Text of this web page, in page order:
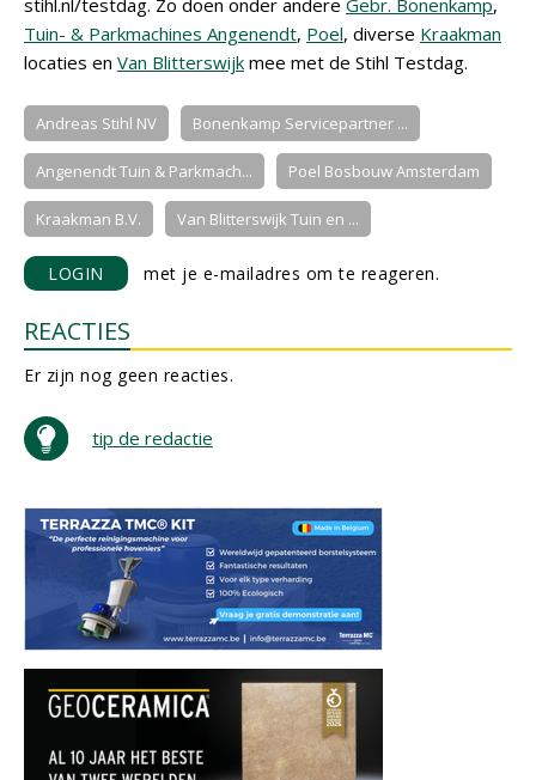
stihl.nl/testdag. Zo doen onder andere Gebr. Bonenkamp,
Tuin- & Parkmachines Angenendt, Poel, diverse Kraakman
locaties en Van Blitterswijk mee met de Stihl Testdag.
Andreas Stihl NV Bonenkamp Servicepartner ...
Angenendt Tuin & Parkmach... Poel Bosbouw Amsterdam
Kraakman B.V. Van Blitterswijk Tuin en ...
LOGIN met je e-mailadres om te reageren.
REACTIES
Er zijn nog geen reacties.
tip de redactie